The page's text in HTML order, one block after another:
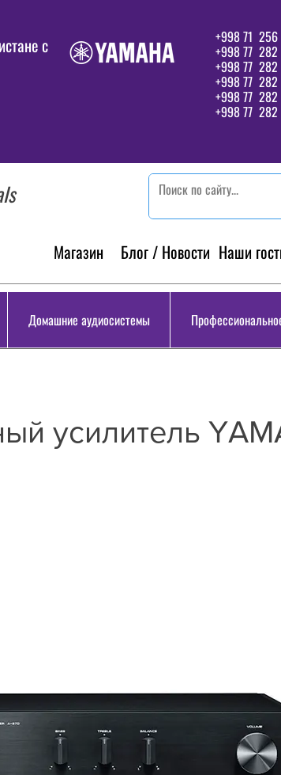
c
+998 71
+998 77 282
+998 77
+998 77
+998 77
+998 77
Магазин Блог / Новости Наши
Домашние аудиосистемы
усилитель